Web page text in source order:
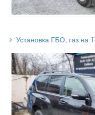
Установка ГБО, газ на